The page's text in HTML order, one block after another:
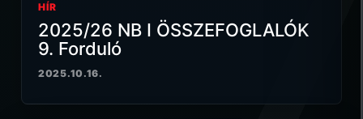
HÍR
2025/26 NB I ÖSSZEFOGLALÓK
9. Forduló
2025.10.16.